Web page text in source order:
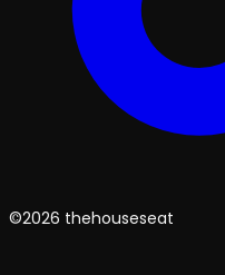
©2026 thehouseseat